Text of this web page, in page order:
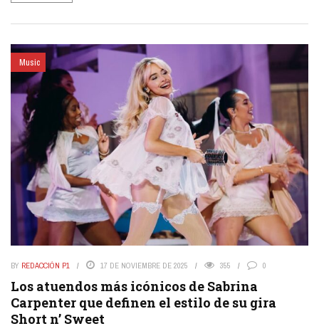
Music
BY REDACCIÓN P1 17 DE NOVIEMBRE DE 2025 355 0
Los atuendos más icónicos de Sabrina
Carpenter que definen el estilo de su gira
Short n’ Sweet